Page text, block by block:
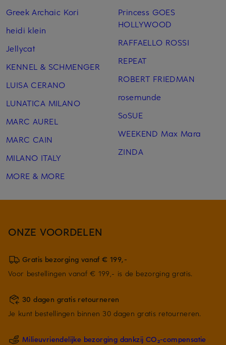
Greek Archaic Kori
heidi klein
Jellycat
KENNEL & SCHMENGER
LUISA CERANO
LUNATICA MILANO
MARC AUREL
MARC CAIN
MILANO ITALY
MORE & MORE
Princess GOES
HOLLYWOOD
RAFFAELLO ROSSI
REPEAT
ROBERT FRIEDMAN
rosemunde
SoSUE
WEEKEND Max Mara
ZINDA
ONZE VOORDELEN
Gratis bezorging vanaf € 199,-
Voor bestellingen vanaf € 199,- is de bezorging gratis.
30 dagen gratis retourneren
Je kunt bestellingen binnen 30 dagen gratis retourneren.
Milieuvriendelijke bezorging dankzij CO₂-compensatie